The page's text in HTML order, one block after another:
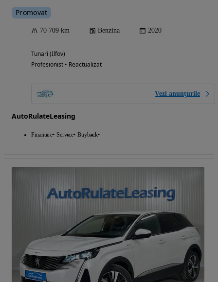
Promovat
70 709 km Benzina 2020
Tunari (Ilfov)
Profesionist • Reactualizat
Vezi anunțurile
AutoRulateLeasing
Finantare Service Buyback